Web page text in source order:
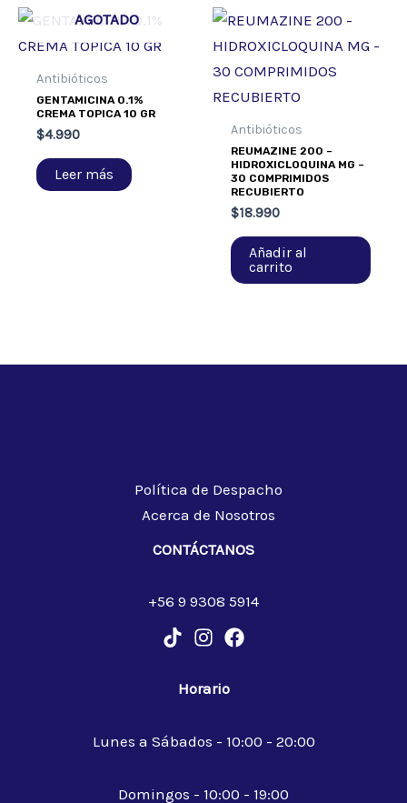
AGOTADO
Antibióticos
GENTAMICINA 0.1%
CREMA TOPICA 10 GR
$4.990
Leer más
Antibióticos
REUMAZINE 200 –
HIDROXICLOQUINA MG –
30 COMPRIMIDOS
RECUBIERTO
$18.990
Añadir al
carrito
Política de Despacho
Acerca de Nosotros
CONTÁCTANOS
+56 9 9308 5914
Horario
Lunes a Sábados - 10:00 - 20:00
Domingos - 10:00 - 19:00